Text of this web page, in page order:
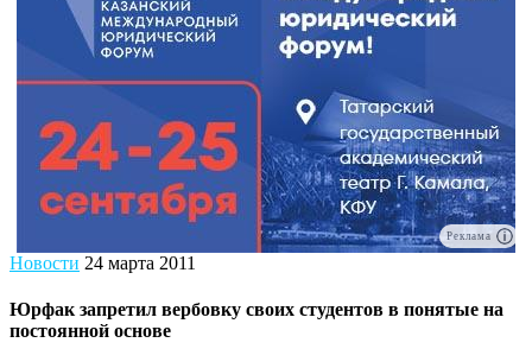
Реклама
Новости 24 марта 2011
Юрфак запретил вербовку своих студентов в понятые на
постоянной основе